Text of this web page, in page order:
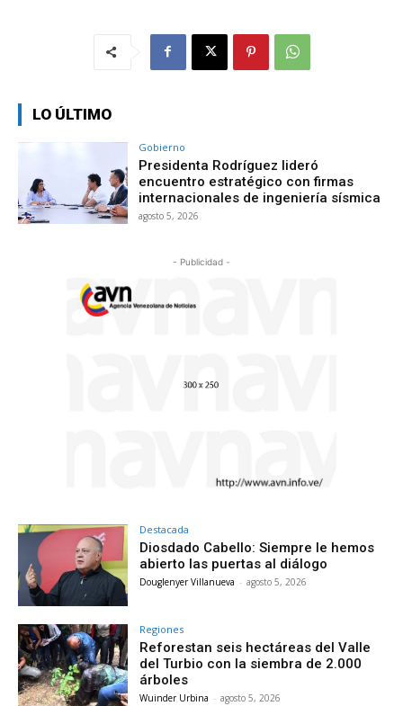
LO ÚLTIMO
Gobierno
Presidenta Rodríguez lideró
encuentro estratégico con firmas
internacionales de ingeniería sísmica
agosto 5, 2026
- Publicidad -
Destacada
Diosdado Cabello: Siempre le hemos
abierto las puertas al diálogo
Douglenyer Villanueva - agosto 5, 2026
Regiones
Reforestan seis hectáreas del Valle
del Turbio con la siembra de 2.000
árboles
Wuinder Urbina - agosto 5, 2026